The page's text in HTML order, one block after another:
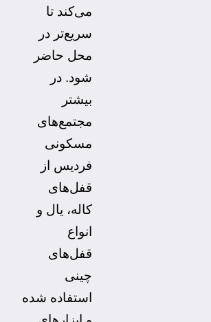
می‌کند تا
سریع‌تر در
محل حاضر
شود. در
بیشتر
مجتمع‌های
مسکونی
فردیس از
قفل‌های
کاله، یال و
انواع
قفل‌های
چینی
استفاده شده